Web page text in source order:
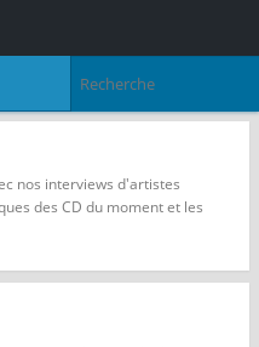
nos interviews d'artistes
des CD du moment et les